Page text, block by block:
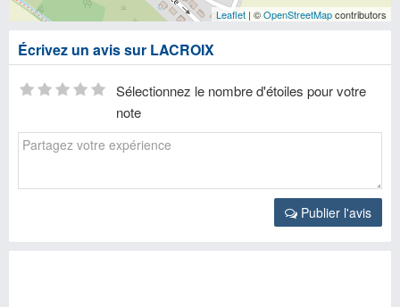
Leaflet | ©OpenStreetMapcontributors
Écrivez un avis sur LACROIX
Sélectionnez le nombre d'étoiles pour votre
note
Publier l'avis